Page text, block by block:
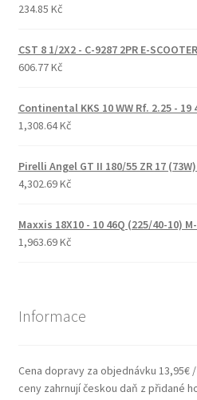
234.85 Kč
CST 8 1/2X2 - C-9287 2PR E-SCOOTER
606.77 Kč
Continental KKS 10 WW Rf. 2.25 -
1,308.64 Kč
Pirelli Angel GT II 180/55 ZR 17
4,302.69 Kč
Maxxis 18X10 - 10 46Q (225/40-10) M-
1,963.69 Kč
Informace
Cena dopravy za objednávku 13,95€
ceny zahrnují českou daň z přidané